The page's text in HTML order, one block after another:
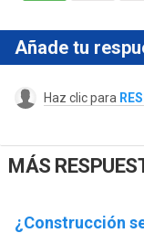
Añade tu
Haz clic para
MÁS
¿Construcción